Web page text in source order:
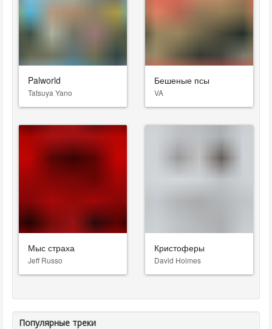
Palworld
Tatsuya Yano
Бешеные псы
VA
Мыс страха
Jeff Russo
Кристоферы
David Holmes
Популярные треки